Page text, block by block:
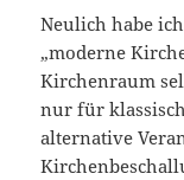
Neulich habe
„moderne
Kirchenraum
nur für
alternative